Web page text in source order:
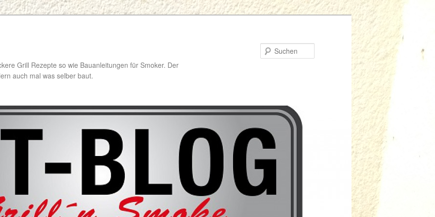
Grill Rezepte so wie Bauanleitungen für Smoker. Der
auch mal was selber baut.